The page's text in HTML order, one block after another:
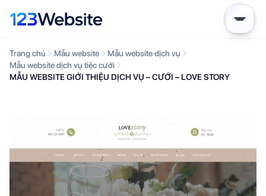
Trang chủ Mẫu website
Mẫu website dịch vụ
Mẫu website dịch vụ tiệc cưới
MẪU WEBSITE GIỚI THIỆU DỊCH VỤ – CƯỚI – LOVE STORY